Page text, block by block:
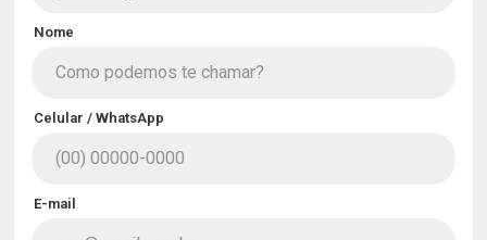
Nome
Celular / WhatsApp
E-mail